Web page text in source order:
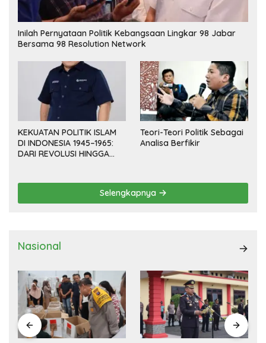
Inilah Pernyataan Politik Kebangsaan Lingkar 98 Jabar
Bersama 98 Resolution Network
KEKUATAN POLITIK ISLAM
DI INDONESIA 1945–1965:
DARI REVOLUSI HINGGA
Teori-Teori Politik Sebagai
Analisa Berfikir
Selengkapnya
Nasional